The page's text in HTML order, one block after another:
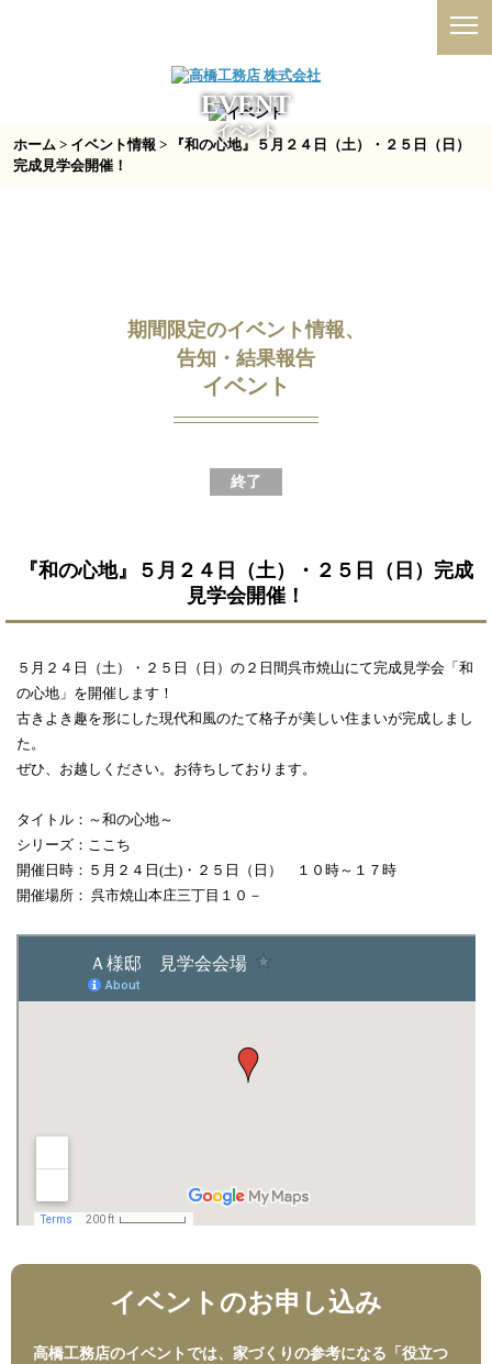
EVENT
イベント
ホーム > イベント情報 > 『和の心地』５月２４日（土）・２５日（日）
完成見学会開催！
期間限定のイベント情報、
告知・結果報告
イベント
終了
『和の心地』５月２４日（土）・２５日（日）完成
見学会開催！
５月２４日（土）・２５日（日）の２日間呉市焼山にて完成見学会「和
の心地」を開催します！
古きよき趣を形にした現代和風のたて格子が美しい住まいが完成しまし
た。
ぜひ、お越しください。お待ちしております。
タイトル：～和の心地～
シリーズ：ここち
開催日時：５月２４日(土)・２５日（日） １０時～１７時
開催場所： 呉市焼山本庄三丁目１０－
イベントのお申し込み
高橋工務店のイベントでは、家づくりの参考になる「役立つ